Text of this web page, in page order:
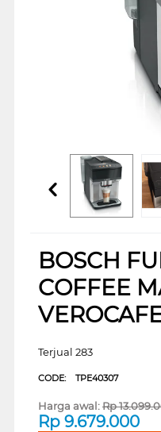
BOSCH
COFFEE
Terjual 283
CODE: TPE40307
Harga awal:Rp
Rp 9.679.000